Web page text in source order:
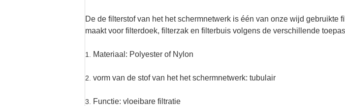
De de filterstof van het het schermnetwerk is één van onze wijd
maakt voor filterdoek, filterzak en filterbuis volgens de verschillende
1. Materiaal: Polyester of Nylon
2. vorm van de stof van het het schermnetwerk: tubulair
3. Functie: vloeibare filtratie